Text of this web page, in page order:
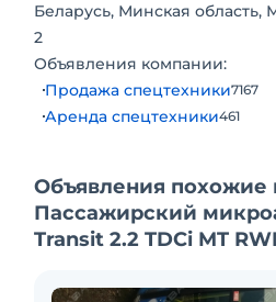
Беларусь, Минская область,
2
Объявления компании:
Продажа спецтехники7167
Аренда спецтехники461
Объявления похожие
Пассажирский
Transit 2.2 TDCi MT